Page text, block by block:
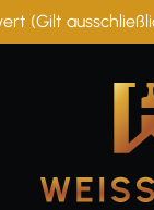
(Gilt